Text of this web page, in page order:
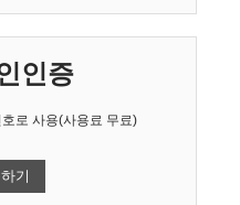
인증
로 사용(사용료 무료)
기